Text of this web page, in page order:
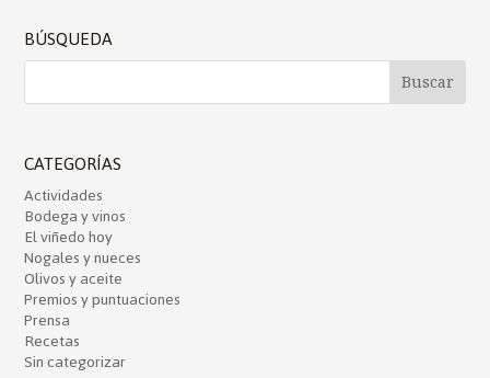
BÚSQUEDA
CATEGORÍAS
Actividades
Bodega y vinos
El viñedo hoy
Nogales y nueces
Olivos y aceite
Premios y puntuaciones
Prensa
Recetas
Sin categorizar